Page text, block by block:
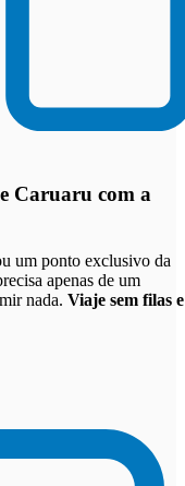
Caruaru com a
um ponto exclusivo da
apenas de um
nada. Viaje sem filas e